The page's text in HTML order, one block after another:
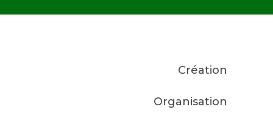
Création
Organisation